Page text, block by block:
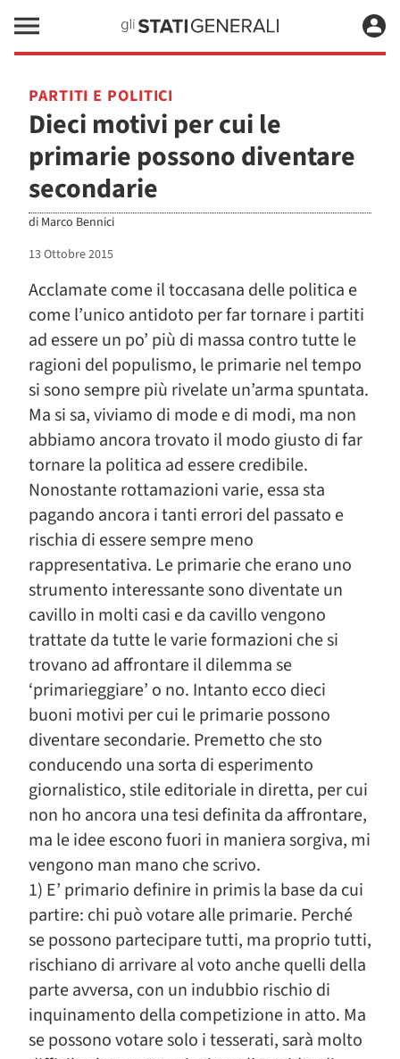
PARTITI E POLITICI
Dieci motivi per cui le
primarie possono diventare
secondarie
di Marco Bennici
13 Ottobre 2015
Acclamate come il toccasana delle politica e
come l’unico antidoto per far tornare i partiti
ad essere un po’ più di massa contro tutte le
ragioni del populismo, le primarie nel tempo
si sono sempre più rivelate un’arma spuntata.
Ma si sa, viviamo di mode e di modi, ma non
abbiamo ancora trovato il modo giusto di far
tornare la politica ad essere credibile.
Nonostante rottamazioni varie, essa sta
pagando ancora i tanti errori del passato e
rischia di essere sempre meno
rappresentativa. Le primarie che erano uno
strumento interessante sono diventate un
cavillo in molti casi e da cavillo vengono
trattate da tutte le varie formazioni che si
trovano ad affrontare il dilemma se
‘primarieggiare’ o no. Intanto ecco dieci
buoni motivi per cui le primarie possono
diventare secondarie. Premetto che sto
conducendo una sorta di esperimento
giornalistico, stile editoriale in diretta, per cui
non ho ancora una tesi definita da affrontare,
ma le idee escono fuori in maniera sorgiva, mi
vengono man mano che scrivo.
1) E’ primario definire in primis la base da cui
partire: chi può votare alle primarie. Perché
se possono partecipare tutti, ma proprio tutti,
rischiano di arrivare al voto anche quelli della
parte avversa, con un indubbio rischio di
inquinamento della competizione in atto. Ma
se possono votare solo i tesserati, sarà molto